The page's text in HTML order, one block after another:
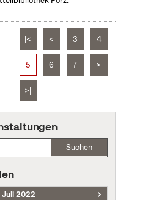
|< < 3 4
5 6 7 >
>|
Suchen
Juli 2022